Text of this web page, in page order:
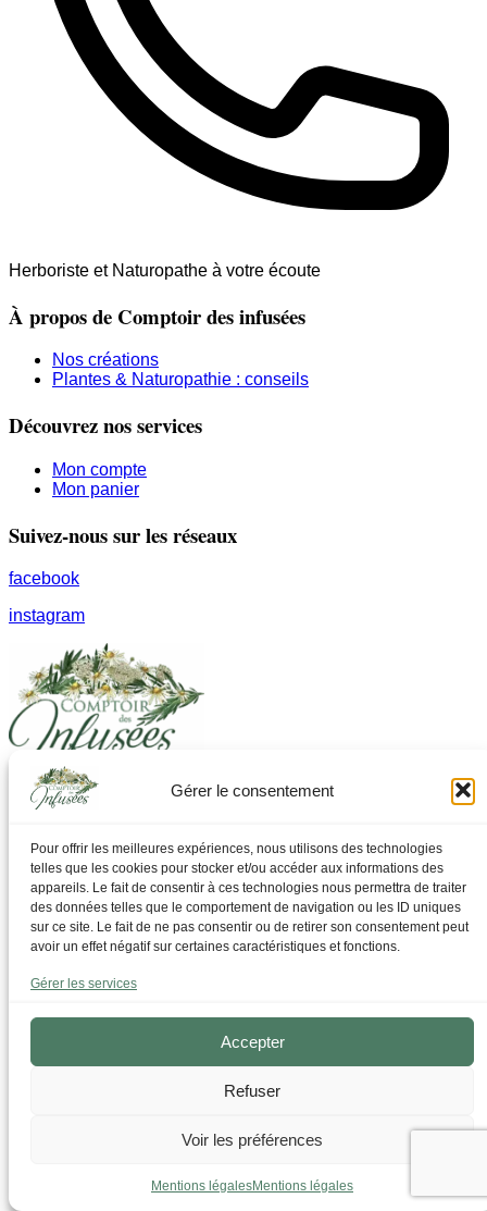
Gérer le consentement
Pour offrir les meilleures expériences, nous utilisons des technologies
telles que les cookies pour stocker et/ou accéder aux informations des
appareils. Le fait de consentir à ces technologies nous permettra de traiter
des données telles que le comportement de navigation ou les ID uniques
sur ce site. Le fait de ne pas consentir ou de retirer son consentement peut
avoir un effet négatif sur certaines caractéristiques et fonctions.
Gérer les services
Accepter
Refuser
Voir les préférences
Mentions légalesMentions légales
Herboriste et Naturopathe à votre écoute
À propos de Comptoir des infusées
Nos créations
Plantes & Naturopathie : conseils
Découvrez nos services
Mon compte
Mon panier
Suivez-nous sur les réseaux
facebook
instagram
Laissez-vous guider pour trouver ce dont vous avez
besoin
Par Thématique
Allergies I Refroidissement
Articulations | os | Muscles
Circulation | Jambes lourdes
Confort urinaire
Détente | Relaxation
Drainage | Perte de poids
Femmes | Cycles
Foie | Métabolisme | Sucres
Immunité | Vitalité
Peau | Ongles | Cheveux
Tisanes bien-être